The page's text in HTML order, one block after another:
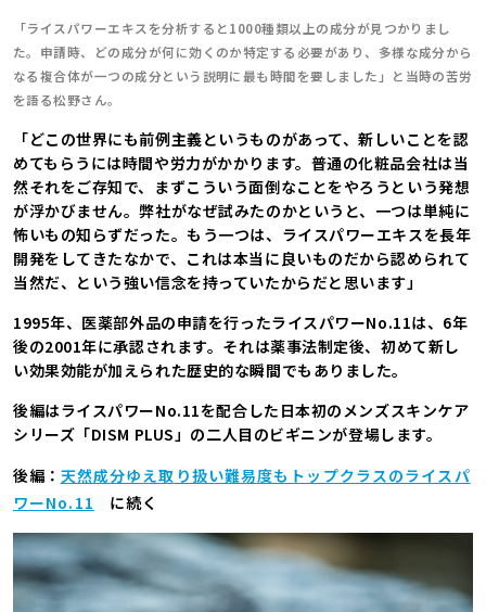
「ライスパワーエキスを分析すると1000種類以上の成分が見つかりまし
た。申請時、どの成分が何に効くのか特定する必要があり、多様な成分から
なる複合体が一つの成分という説明に最も時間を要しました」と当時の苦労
を語る松野さん。
「どこの世界にも前例主義というものがあって、新しいことを認
めてもらうには時間や労力がかかります。普通の化粧品会社は当
然それをご存知で、まずこういう面倒なことをやろうという発想
が浮かびません。弊社がなぜ試みたのかというと、一つは単純に
怖いもの知らずだった。もう一つは、ライスパワーエキスを長年
開発をしてきたなかで、これは本当に良いものだから認められて
当然だ、という強い信念を持っていたからだと思います」
1995年、医薬部外品の申請を行ったライスパワーNo.11は、6年
後の2001年に承認されます。それは薬事法制定後、初めて新し
い効果効能が加えられた歴史的な瞬間でもありました。
後編はライスパワーNo.11を配合した日本初のメンズスキンケア
シリーズ「DISM PLUS」の二人目のビギニンが登場します。
後編： 天然成分ゆえ取り扱い難易度もトップクラスのライスパ
ワーNo.11 に続く